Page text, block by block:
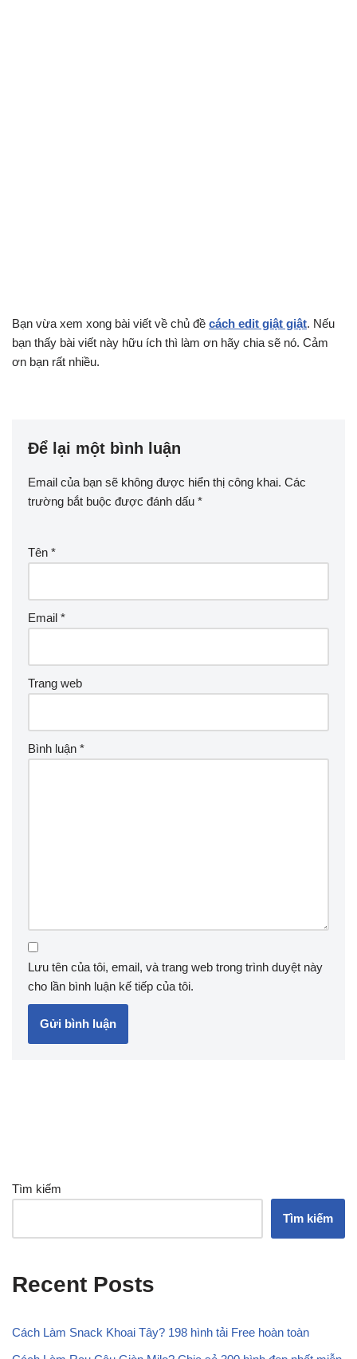
Bạn vừa xem xong bài viết về chủ đề cách edit giật giật. Nếu
bạn thấy bài viết này hữu ích thì làm ơn hãy chia sẽ nó. Cảm
ơn bạn rất nhiều.
Để lại một bình luận
Email của bạn sẽ không được hiển thị công khai. Các
trường bắt buộc được đánh dấu *
Tên *
Email *
Trang web
Bình luận *
Lưu tên của tôi, email, và trang web trong trình duyệt này
cho lần bình luận kế tiếp của tôi.
Tìm kiếm
Tìm kiếm
Recent Posts
Cách Làm Snack Khoai Tây? 198 hình tải Free hoàn toàn